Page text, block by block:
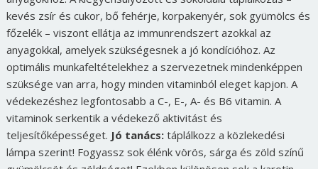
kevés zsír és cukor, bő fehérje, korpakenyér, sok gyümölcs és
főzelék – viszont ellátja az immunrendszert azokkal az
anyagokkal, amelyek szükségesnek a jó kondícióhoz. Az
optimális munkafeltételekhez a szervezetnek mindenképpen
szüksége van arra, hogy minden vitaminból eleget kapjon. A
védekezéshez legfontosabb a C-, E-, A- és B6 vitamin. A
vitaminok serkentik a védekező aktivitást és
teljesítőképességet. Jó tanács: táplálkozz a közlekedési
lámpa szerint! Fogyassz sok élénk vörös, sárga és zöld színű